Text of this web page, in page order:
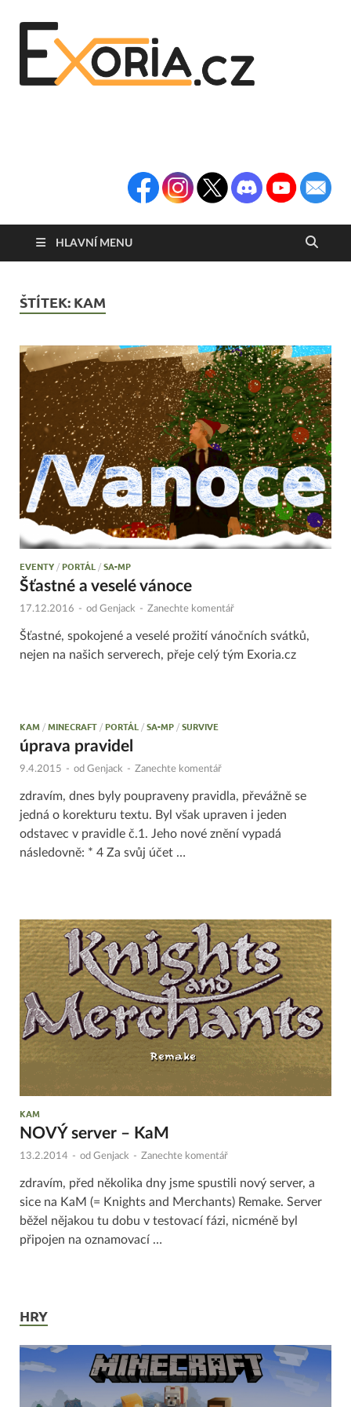
HLAVNÍ MENU
ŠTÍTEK: KAM
EVENTY /PORTÁL /SA-MP
Šťastné a veselé vánoce
17.12.2016 - od Genjack - Zanechte komentář
Šťastné, spokojené a veselé prožití vánočních svátků,
nejen na našich serverech, přeje celý tým Exoria.cz
KAM /MINECRAFT /PORTÁL /SA-MP /SURVIVE
úprava pravidel
9.4.2015 - od Genjack - Zanechte komentář
zdravím, dnes byly poupraveny pravidla, převážně se
jedná o korekturu textu. Byl však upraven i jeden
odstavec v pravidle č.1. Jeho nové znění vypadá
následovně: * 4 Za svůj účet …
KAM
NOVÝ server – KaM
13.2.2014 - od Genjack - Zanechte komentář
zdravím, před několika dny jsme spustili nový server, a
sice na KaM (= Knights and Merchants) Remake. Server
běžel nějakou tu dobu v testovací fázi, nicméně byl
připojen na oznamovací …
HRY